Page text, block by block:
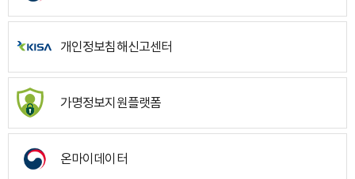
개인정보침해신고센터
가명정보지원플랫폼
온마이데이터